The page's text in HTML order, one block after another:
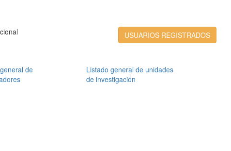
USUARIOS REGISTRADOS
de
Listado general de unidades
de investigación